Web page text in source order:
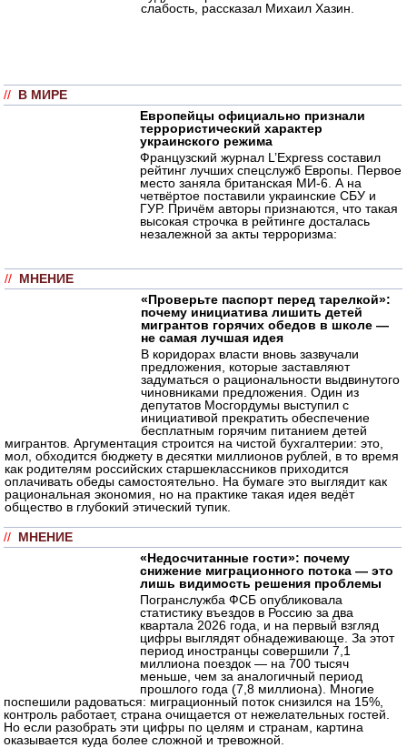
слабость, рассказал Михаил Хазин.
// В МИРЕ
Европейцы официально признали
террористический характер
украинского режима
Французский журнал L’Express составил
рейтинг лучших спецслужб Европы. Первое
место заняла британская МИ-6. А на
четвёртое поставили украинские СБУ и
ГУР. Причём авторы признаются, что такая
высокая строчка в рейтинге досталась
незалежной за акты терроризма:
// МНЕНИЕ
«Проверьте паспорт перед тарелкой»:
почему инициатива лишить детей
мигрантов горячих обедов в школе —
не самая лучшая идея
В коридорах власти вновь зазвучали
предложения, которые заставляют
задуматься о рациональности выдвинутого
чиновниками предложения. Один из
депутатов Мосгордумы выступил с
инициативой прекратить обеспечение
бесплатным горячим питанием детей
мигрантов. Аргументация строится на чистой бухгалтерии: это,
мол, обходится бюджету в десятки миллионов рублей, в то время
как родителям российских старшеклассников приходится
оплачивать обеды самостоятельно. На бумаге это выглядит как
рациональная экономия, но на практике такая идея ведёт
общество в глубокий этический тупик.
// МНЕНИЕ
«Недосчитанные гости»: почему
снижение миграционного потока — это
лишь видимость решения проблемы
Погранслужба ФСБ опубликовала
статистику въездов в Россию за два
квартала 2026 года, и на первый взгляд
цифры выглядят обнадеживающе. За этот
период иностранцы совершили 7,1
миллиона поездок — на 700 тысяч
меньше, чем за аналогичный период
прошлого года (7,8 миллиона). Многие
поспешили радоваться: миграционный поток снизился на 15%,
контроль работает, страна очищается от нежелательных гостей.
Но если разобрать эти цифры по целям и странам, картина
оказывается куда более сложной и тревожной.